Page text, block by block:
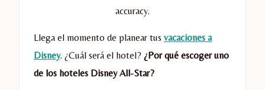
accuracy.
Llega el momento de planear tus vacaciones a
Disney. ¿Cuál será el hotel? ¿Por qué escoger uno
de los hoteles Disney All-Star?